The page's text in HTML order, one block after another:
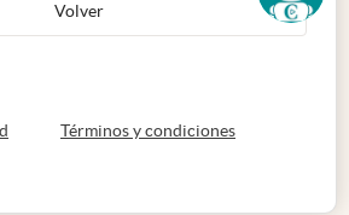
Volver
abre en nueva pestaña
Términos y condicionesabre en nueva